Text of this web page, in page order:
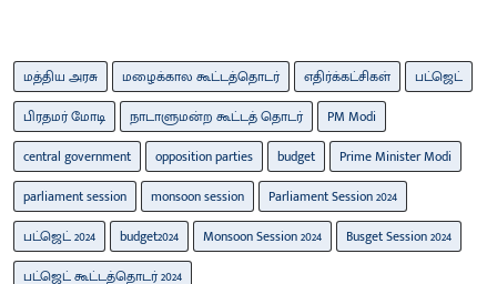
மத்திய அரசு மழைக்கால கூட்டத்தொடர் எதிர்க்கட்சிகள்
பட்ஜெட்
பிரதமர் மோடி
நாடாளுமன்ற கூட்டத் தொடர்
PM Modi
central government
opposition parties budget
Prime Minister Modi
parliament session
monsoon session
Parliament Session 2024
பட்ஜெட் 2024
budget2024 Monsoon Session 2024
Busget Session 2024
பட்ஜெட் கூட்டத்தொடர் 2024